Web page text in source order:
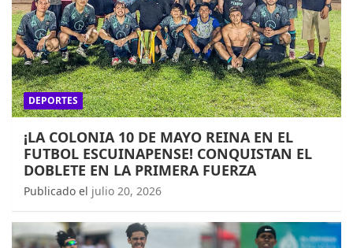
DEPORTES
¡LA COLONIA 10 DE MAYO REINA EN EL
FUTBOL ESCUINAPENSE! CONQUISTAN EL
DOBLETE EN LA PRIMERA FUERZA
Publicado el julio 20, 2026